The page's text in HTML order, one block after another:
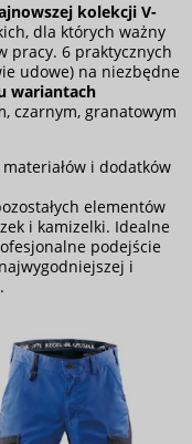
kolekcji V-
dla których ważny
pracy. 6 praktycznych
udowe) na niezbędne
wariantach
czarnym, granatowym
i dodatków
elementów
i kamizelki. Idealne
podejście
i